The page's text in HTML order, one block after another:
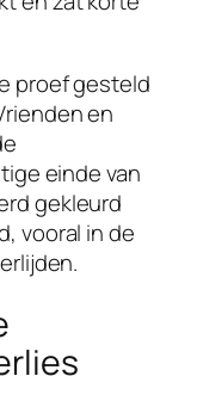
proef gesteld
en
einde van
gekleurd
vooral in de